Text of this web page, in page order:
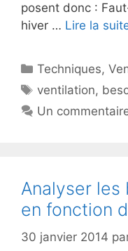
posent donc :
hiver … Lire la
Catégories
Techniques,
Étiquettes
ventilation,
Un
Analyser les
en fonction
30 janvier 2014